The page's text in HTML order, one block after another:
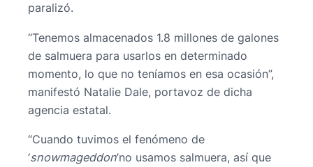
paralizó.
“Tenemos almacenados 1.8 millones de galones
de salmuera para usarlos en determinado
momento, lo que no teníamos en esa ocasión”,
manifestó Natalie Dale, portavoz de dicha
agencia estatal.
“Cuando tuvimos el fenómeno de
‘snowmageddon’no usamos salmuera, así que